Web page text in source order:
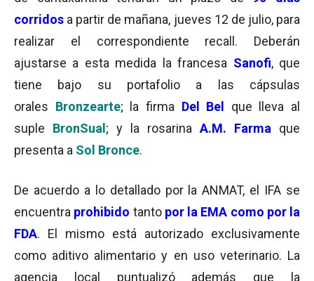
corridos a partir de mañana, jueves 12 de julio, para
realizar el correspondiente recall. Deberán
ajustarse a esta medida la francesa Sanofi, que
tiene bajo su portafolio a las cápsulas
orales Bronzearte; la firma Del Bel
que lleva al
suple BronSual ; y la rosarina A.M. Farma que
presenta a Sol Bronce.
De acuerdo a lo detallado por la ANMAT, el IFA se
encuentra prohibido tanto por la EMA como por la
FDA. El mismo está autorizado exclusivamente
como aditivo alimentario y en uso veterinario. La
agencia local puntualizó además que la